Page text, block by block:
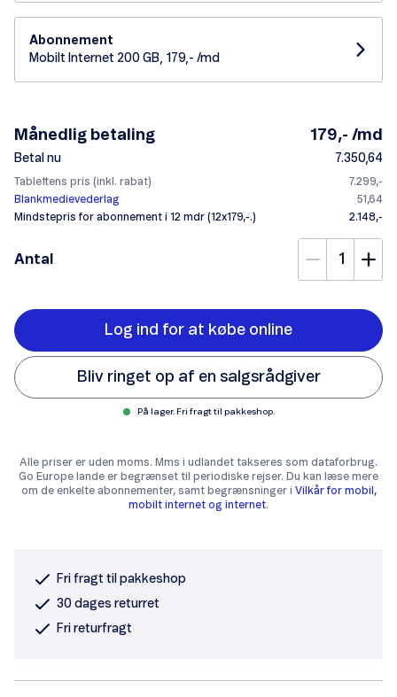
Abonnement
Mobilt Internet 200 GB, 179,- /md
Månedlig betaling 179,- /md
Betal nu 7.350,64
Tablettens pris (inkl. rabat)
7.299,-
Blankmedievederlag
51,64
Mindstepris for abonnement i 12 mdr (12x179,-.)
2.148,-
Antal
Log ind for at købe online
Bliv ringet op af en salgsrådgiver
På lager. Fri fragt til pakkeshop.
Alle priser er uden moms. Mms i udlandet takseres som dataforbrug.
Go Europe lande er begrænset til periodiske rejser. Du kan læse mere
om de enkelte abonnementer, samt begrænsninger i Vilkår for mobil,
mobilt internet og internet.
Fri fragt til pakkeshop
30 dages returret
Fri returfragt